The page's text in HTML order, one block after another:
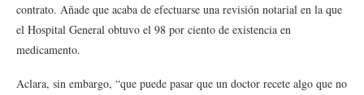
contrato. Añade que acaba de efectuarse una revisión notarial en la que
el Hospital General obtuvo el 98 por ciento de existencia en
medicamento.
Aclara, sin embargo, “que puede pasar que un doctor recete algo que no